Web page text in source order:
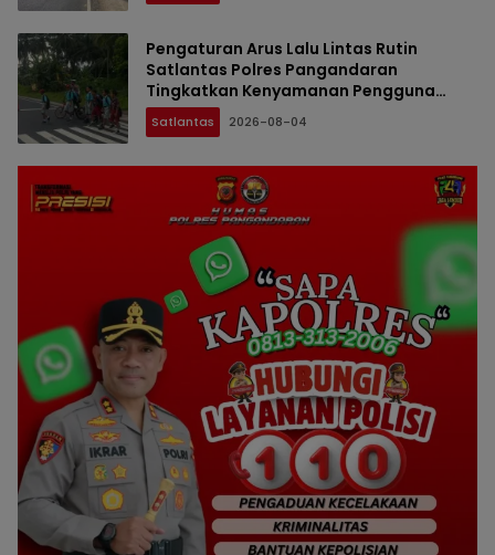
Pengaturan Arus Lalu Lintas Rutin
Satlantas Polres Pangandaran
Tingkatkan Kenyamanan Pengguna
Jalan
Satlantas 2026-08-04